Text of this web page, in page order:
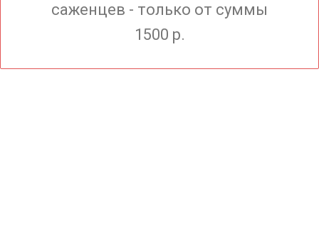
саженцев - только от суммы
1500 р.